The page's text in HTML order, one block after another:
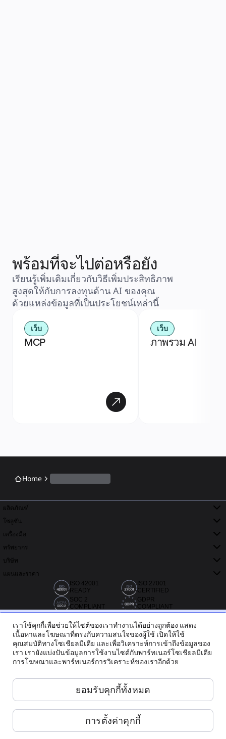
พร้อมที่จะไปต่อหรือยัง
เรียนรู้เพิ่มเติมเกี่ยวกับวิธีเพิ่มประสิทธิภาพ
สูงสุดให้กับการลงทุนด้าน AI ของคุณ
ด้วยแหล่งข้อมูลที่เป็นประโยชน์เหล่านี้
เว็บ
MCP
เว็บ
ภาพรวม AI
Home
ผลิตภัณฑ์
โซลูชัน
เครื่องมือ
ทรัพยากร
บริษัท
แผนและราคา
ISO 42001
READY
ISO 27001
CERTIFIED
SOC 2
COMPLIANT
GDPR
COMPLIANT
กว่า 20,000 รีวิวจาก Capterra, G2 และ Trustradius
ไทย
Miro ©2026
เราใช้คุกกี้เพื่อช่วยให้ไซต์ของเราทำงานได้อย่างถูกต้อง แสดง
เนื้อหาและโฆษณาที่ตรงกับความสนใจของผู้ใช้ เปิดให้ใช้
คุณสมบัติทางโซเชียลมีเดีย และเพื่อวิเคราะห์การเข้าถึงข้อมูลของ
เรา เรายังแบ่งปันข้อมูลการใช้งานไซต์กับพาร์ทเนอร์โซเชียลมีเดีย
การโฆษณาและพาร์ทเนอร์การวิเคราะห์ของเราอีกด้วย
การตั้งค่าคุกกี้
ยอมรับคุกกี้ทั้งหมด